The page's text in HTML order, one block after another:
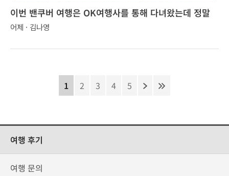
이번 밴쿠버 여행은 OK여행사를 통해 다녀왔는데 정말
좋았습니다.
어제 · 김나영
1 2 3 4 5
여행 후기
여행 문의